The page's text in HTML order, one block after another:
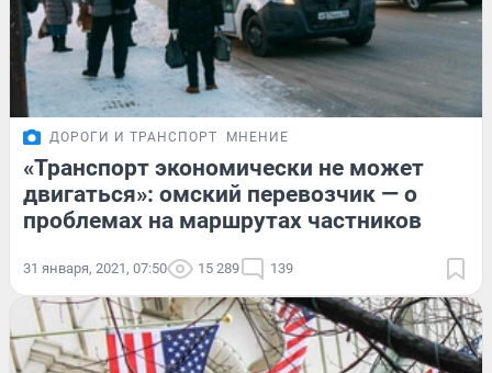
ДОРОГИ И ТРАНСПОРТ МНЕНИЕ
«Транспорт экономически не может
двигаться»: омский перевозчик — о
проблемах на маршрутах частников
31 января, 2021, 07:50 15 289 139